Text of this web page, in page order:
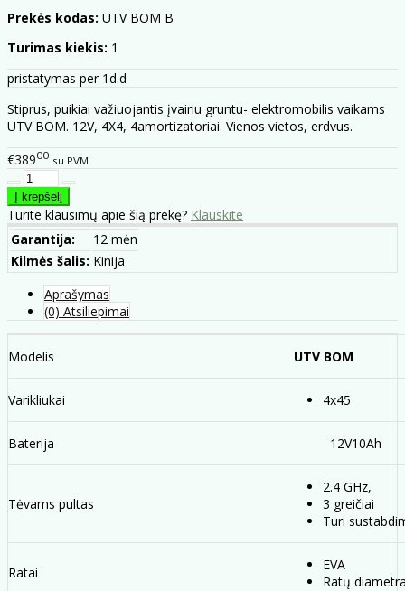
Prekės kodas: UTV BOM B
Turimas kiekis: 1
pristatymas per 1d.d
Stiprus, puikiai važiuojantis įvairiu gruntu- elektromobilis vaikams
UTV BOM. 12V, 4X4, 4amortizatoriai. Vienos vietos, erdvus.
€38900 su PVM
Turite klausimų apie šią prekę? Klauskite
Garantija:
12 mėn
Kilmės šalis: Kinija
Aprašymas
(0) Atsiliepimai
Modelis UTV BOM
Varikliukai 4x45
Baterija 12V10Ah
Tėvams pultas
2.4 GHz,
3 greičiai
Turi
Ratai
EVA
Ratų